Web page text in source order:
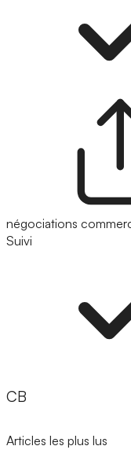
négociations
Suivi
CB
Articles les plus lus